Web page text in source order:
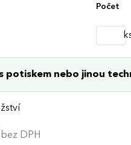
Počet
potiskem nebo jinou
bez DPH